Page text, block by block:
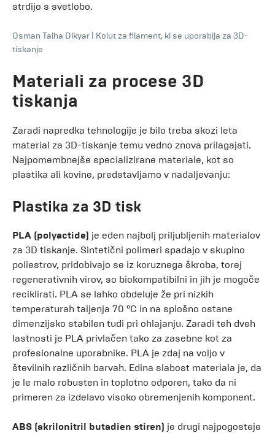
strdijo s svetlobo.
Osman Talha Dikyar
Kolut za filament, ki se uporablja za 3D-
tiskanje
Materiali za procese 3D
tiskanja
Zaradi napredka tehnologije je bilo treba skozi leta
material za 3D-tiskanje temu vedno znova prilagajati.
Najpomembnejše specializirane materiale, kot so
plastika ali kovine, predstavljamo v nadaljevanju:
Plastika za 3D tisk
PLA (polyactide) je eden najbolj priljubljenih materialov
za 3D tiskanje. Sintetični polimeri spadajo v skupino
poliestrov, pridobivajo se iz koruznega škroba, torej
regenerativnih virov, so biokompatibilni in jih je mogoče
reciklirati. PLA se lahko obdeluje že pri nizkih
temperaturah taljenja 70 °C in na splošno ostane
dimenzijsko stabilen tudi pri ohlajanju. Zaradi teh dveh
lastnosti je PLA privlačen tako za zasebne kot za
profesionalne uporabnike. PLA je zdaj na voljo v
številnih različnih barvah. Edina slabost materiala je, da
je le malo robusten in toplotno odporen, tako da ni
primeren za izdelavo visoko obremenjenih komponent.
ABS (akrilonitril butadien stiren) je drugi najpogosteje